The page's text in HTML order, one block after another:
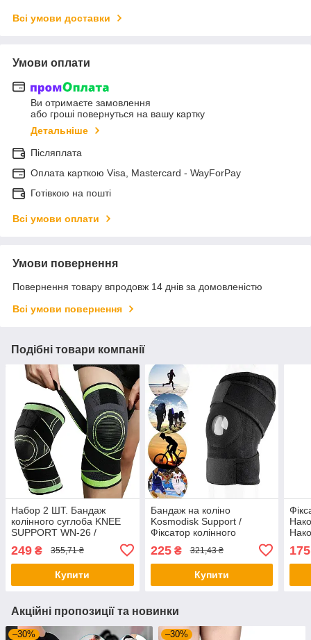
Всі умови доставки
Умови оплати
Ви отримаєте замовлення
або гроші повернуться на вашу картку
Детальніше
Післяплата
Оплата карткою Visa, Mastercard - WayForPay
Готівкою на пошті
Всі умови оплати
Умови повернення
Повернення товару впродовж 14 днів за домовленістю
Всі умови повернення
Подібні товари компанії
Набор 2 ШТ. Бандаж
колінного суглоба KNEE
SUPPORT WN-26 /
Наколінник еластичний
для суглобів
249 ₴ 355,71 ₴
Купити
Бандаж на коліно
Kosmodisk Support /
Фіксатор колінного
Ортез на коліно
225₴ 321,43 ₴
Купити
1 шт
175
Акційні пропозиції та новинки
–30% –30%